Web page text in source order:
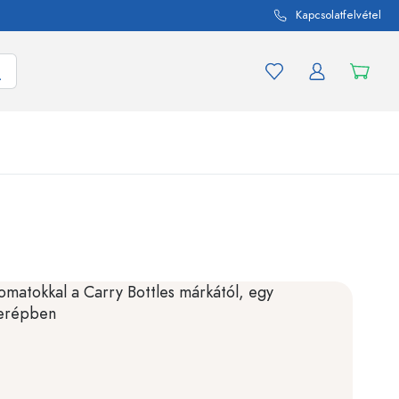
Kapcsolatfelvétel
Vásároljon most